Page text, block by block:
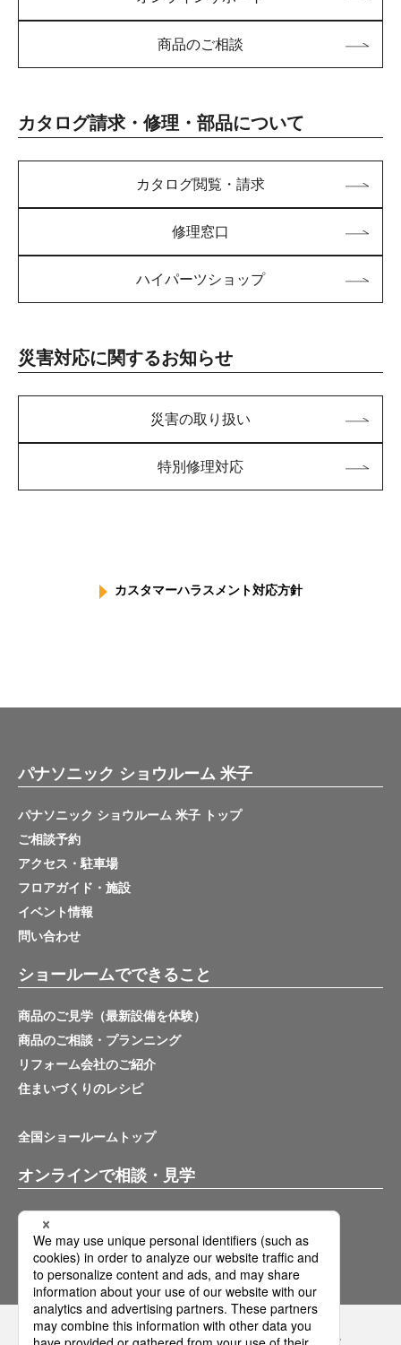
商品のご相談
カタログ請求・修理・部品について
カタログ閲覧・請求
修理窓口
ハイパーツショップ
災害対応に関するお知らせ
災害の取り扱い
特別修理対応
カスタマーハラスメント対応方針
パナソニック ショウルーム 米子
パナソニック ショウルーム 米子 トップ
ご相談予約
アクセス・駐車場
フロアガイド・施設
イベント情報
問い合わせ
ショールームでできること
商品のご見学（最新設備を体験）
商品のご相談・プランニング
リフォーム会社のご紹介
住まいづくりのレシピ
全国ショールームトップ
オンラインで相談・見学
バーチャルショールーム
オンライン相談サービス
Panasonicの住まい・くらし SNSアカウント